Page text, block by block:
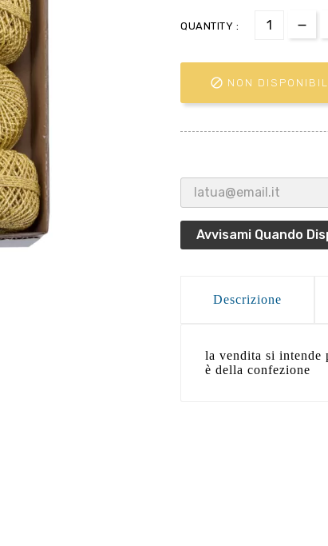
QUANTITY :
 NON
Avvisami Quando
Descrizione
la vendita si intende
è della confezione